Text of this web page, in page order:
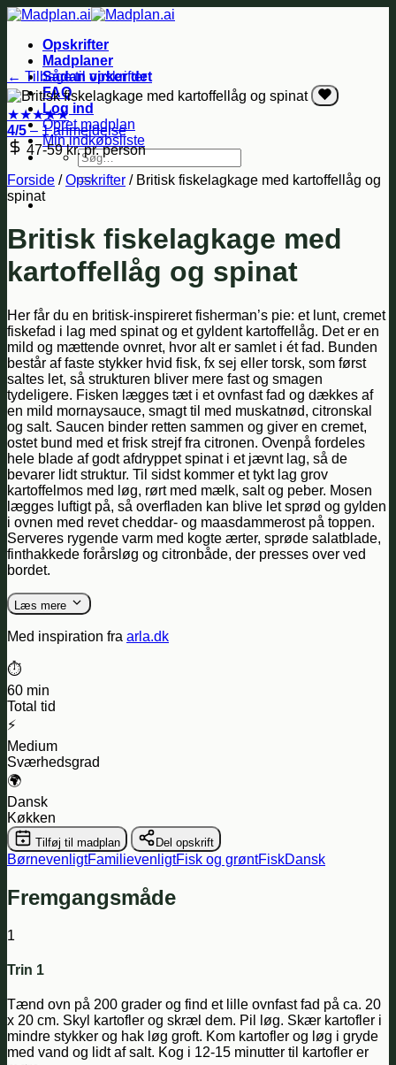
Fortsæt
indholdOpskrifter
Madplaner
Sådan virker det
FAQ
Log ind
Opret madplan
Min indkøbsliste
Søg
efter:
← Tilbage til opskrifter
★★★★★
4/5 – 1 anmeldelse
47-59 kr. pr. person
Forside /Opskrifter / Britisk fiskelagkage med kartoffellåg og
spinat
Britisk fiskelagkage med
kartoffellåg og spinat
Her får du en britisk-inspireret fisherman’s pie: et lunt, cremet
fiskefad i lag med spinat og et gyldent kartoffellåg. Det er en
mild og mættende ovnret, hvor alt er samlet i ét fad. Bunden
består af faste stykker hvid fisk, fx sej eller torsk, som først
saltes let, så strukturen bliver mere fast og smagen
tydeligere. Fisken lægges tæt i et ovnfast fad og dækkes af
en mild mornaysauce, smagt til med muskatnød, citronskal
og salt. Saucen binder retten sammen og giver en cremet,
ostet bund med et frisk strejf fra citronen. Ovenpå fordeles
hele blade af godt afdryppet spinat i et jævnt lag, så de
bevarer lidt struktur. Til sidst kommer et tykt lag grov
kartoffelmos med løg, rørt med mælk, salt og peber. Mosen
lægges luftigt på, så overfladen kan blive let sprød og gylden
i ovnen med revet cheddar- og maasdammerost på toppen.
Serveres rygende varm med kogte ærter, sprøde salatblade,
finthakkede forårsløg og citronbåde, der presses over ved
bordet.
Læs mere
Med inspiration fra arla.dk
⏱️
60 min
Total tid
⚡
Medium
Sværhedsgrad
🌍
Dansk
Køkken
Tilføj til madplan Del opskrift
BørnevenligtFamilievenligtFisk og grøntFiskDansk
Fremgangsmåde
1
Trin 1
Tænd ovn på 200 grader og find et lille ovnfast fad på ca. 20
x 20 cm. Skyl kartofler og skræl dem. Pil løg. Skær kartofler i
mindre stykker og hak løg groft. Kom kartofler og løg i gryde
med vand og lidt af salt. Kog i 12-15 minutter til kartofler er